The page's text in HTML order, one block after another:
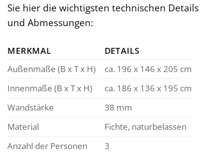
Sie hier die wichtigsten technischen Details
und Abmessungen:
MERKMAL
DETAILS
Außenmaße (B x T x H)
ca. 196 x 146 x 205 cm
Innenmaße (B x T x H)
ca. 186 x 136 x 195 cm
Wandstärke
38 mm
Material
Fichte, naturbelassen
Anzahl der Personen
3